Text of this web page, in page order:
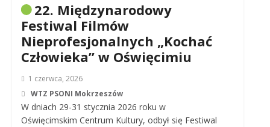
22. Międzynarodowy
Festiwal Filmów
Nieprofesjonalnych „Kochać
Człowieka” w Oświęcimiu
1 czerwca, 2026
WTZ PSONI Mokrzeszów
W dniach 29-31 stycznia 2026 roku w
Oświęcimskim Centrum Kultury, odbył się Festiwal